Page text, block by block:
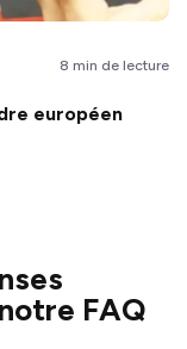
8 min de lecture
européen
FAQ